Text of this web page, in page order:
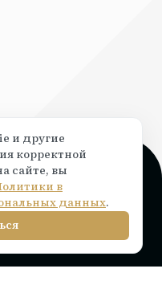
и другие
корректной
сайте, вы
в
данных.